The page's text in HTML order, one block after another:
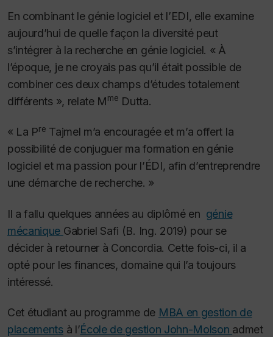
En combinant le génie logiciel et l’EDI, elle examine
aujourd’hui de quelle façon la diversité peut
s’intégrer à la recherche en génie logiciel. « À
l’époque, je ne croyais pas qu’il était possible de
combiner ces deux champs d’études totalement
différents », relate Mme Dutta.
« La Pre Tajmel m’a encouragée et m’a offert la
possibilité de conjuguer ma formation en génie
logiciel et ma passion pour l’ÉDI, afin d’entreprendre
une démarche de recherche. »
Il a fallu quelques années au diplômé en génie
mécanique Gabriel Safi (B. Ing. 2019) pour se
décider à retourner à Concordia. Cette fois-ci, il a
opté pour les finances, domaine qui l’a toujours
intéressé.
Cet étudiant au programme de MBA en gestion de
placementsà l’École de gestion John-Molson admet